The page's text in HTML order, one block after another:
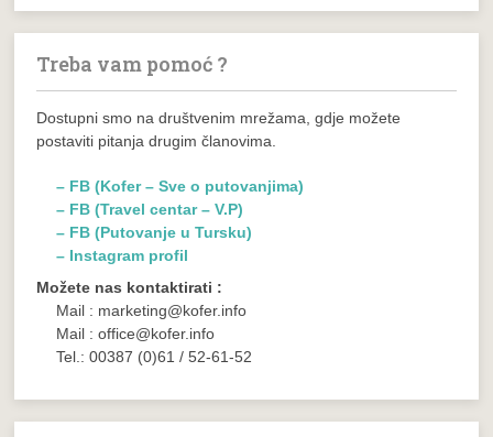
Treba vam pomoć ?
Dostupni smo na društvenim mrežama, gdje možete
postaviti pitanja drugim članovima.
– FB (Kofer – Sve o putovanjima)
– FB (Travel centar – V.P)
– FB (Putovanje u Tursku)
– Instagram profil
Možete nas kontaktirati :
Mail : marketing@kofer.info
Mail : office@kofer.info
Tel.: 00387 (0)61 / 52-61-52